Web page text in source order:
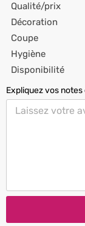
Qualité/prix
Décoration
Coupe
Hygiène
Disponibilité
Expliquez vos